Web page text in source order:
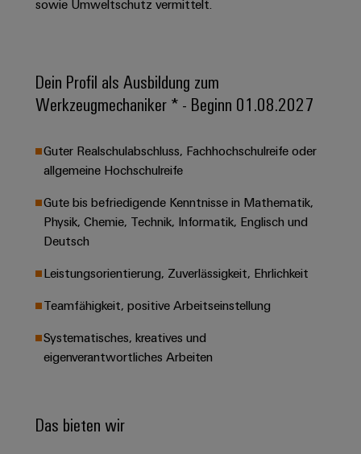
&
mit
vernetzten
Lösungen
Prozessindustrie
Mehr
Ressourceneffizienz
durch
Sonnenenergie
Schaltschrankbau
für
Herausforderungen
im
Moderne
und
Automation
Industrial
Industrial
Service
Platform
easyConnect
Regler
Gerätehersteller
Ethernet
Touch-
Engineering-
Visualisierungstools
Energiemessung
Smart
Metering
Weidmüller
Industrial
Access
PSIRT
Digitale
Bestellmöglichkeiten
OCI-
EDI-
Schnittstelle
ALLE
SERVICES
Solution
Solution
Partner
Systemintegratoren
Messen
&
Events
Globale
Messen
Events
Chancen in der
Entwicklung
sowie Umweltschutz vermittelt.
Dein Profil als Ausbildung zum
Werkzeugmechaniker * - Beginn 01.08.2027
Guter Realschulabschluss, Fachhochschulreife oder
allgemeine Hochschulreife
Gute bis befriedigende Kenntnisse in Mathematik,
Physik, Chemie, Technik, Informatik, Englisch und
Deutsch
Leistungsorientierung, Zuverlässigkeit, Ehrlichkeit
Teamfähigkeit, positive Arbeitseinstellung
Systematisches, kreatives und
eigenverantwortliches Arbeiten
Das bieten wir